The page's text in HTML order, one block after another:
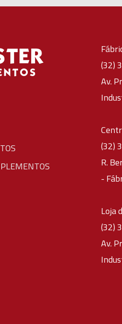
(32)
Av.
(32)
R.
-
Loja
(32)
Av.